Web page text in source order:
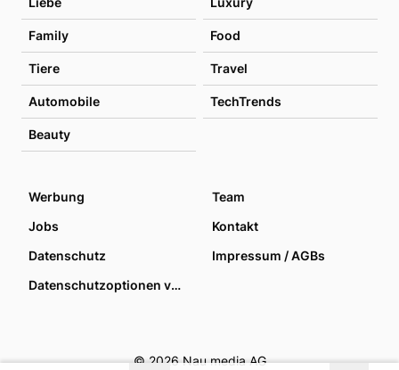
Family Food
Tiere Travel
Automobile TechTrends
Beauty
Werbung
Team
Jobs
Kontakt
Datenschutz
Impressum / AGBs
Datenschutzoptionen verwalten
© 2026 Nau media AG